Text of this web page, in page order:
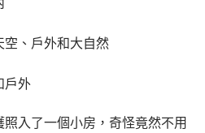
入了一個小房，奇怪竟然不用